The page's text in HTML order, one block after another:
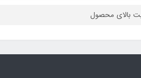
بالای محصول